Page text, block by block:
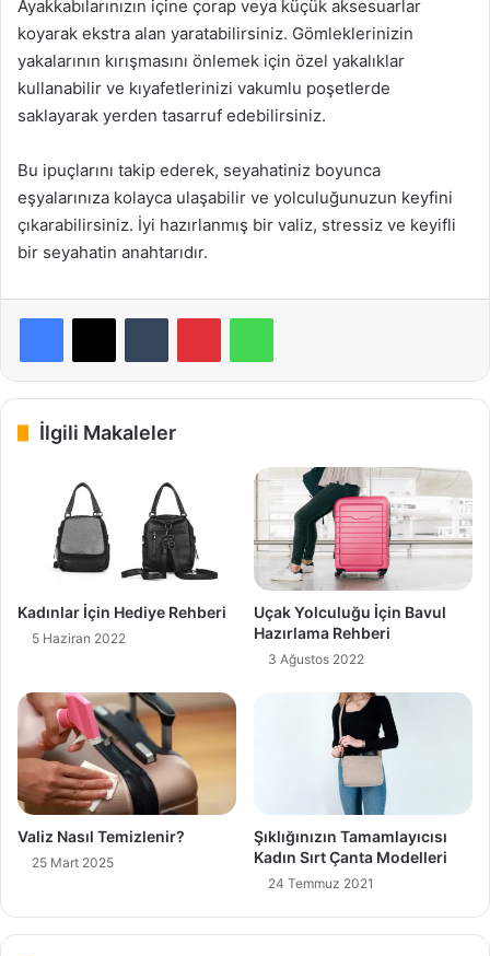
Ayakkabılarınızın içine çorap veya küçük aksesuarlar
koyarak ekstra alan yaratabilirsiniz. Gömleklerinizin
yakalarının kırışmasını önlemek için özel yakalıklar
kullanabilir ve kıyafetlerinizi vakumlu poşetlerde
saklayarak yerden tasarruf edebilirsiniz.
Bu ipuçlarını takip ederek, seyahatiniz boyunca
eşyalarınıza kolayca ulaşabilir ve yolculuğunuzun keyfini
çıkarabilirsiniz. İyi hazırlanmış bir valiz, stressiz ve keyifli
bir seyahatin anahtarıdır.
İlgili Makaleler
Kadınlar İçin Hediye Rehberi
5 Haziran 2022
Uçak Yolculuğu İçin Bavul
Hazırlama Rehberi
3 Ağustos 2022
Valiz Nasıl Temizlenir?
25 Mart 2025
Şıklığınızın Tamamlayıcısı
Kadın Sırt Çanta Modelleri
24 Temmuz 2021